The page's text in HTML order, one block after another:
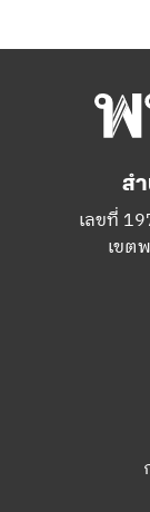
ส
เลขที่
เขต